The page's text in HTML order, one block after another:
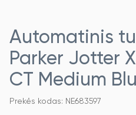
Automatinis
Parker Jotter
CT Medium
Prekės kodas: NE683597